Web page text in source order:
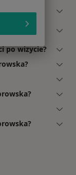
po wizycie?